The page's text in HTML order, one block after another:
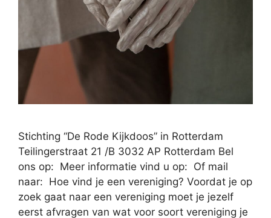
Stichting “De Rode Kijkdoos” in Rotterdam
Teilingerstraat 21 /B 3032 AP Rotterdam Bel
ons op: Meer informatie vind u op: Of mail
naar: Hoe vind je een vereniging? Voordat je op
zoek gaat naar een vereniging moet je jezelf
eerst afvragen van wat voor soort vereniging je